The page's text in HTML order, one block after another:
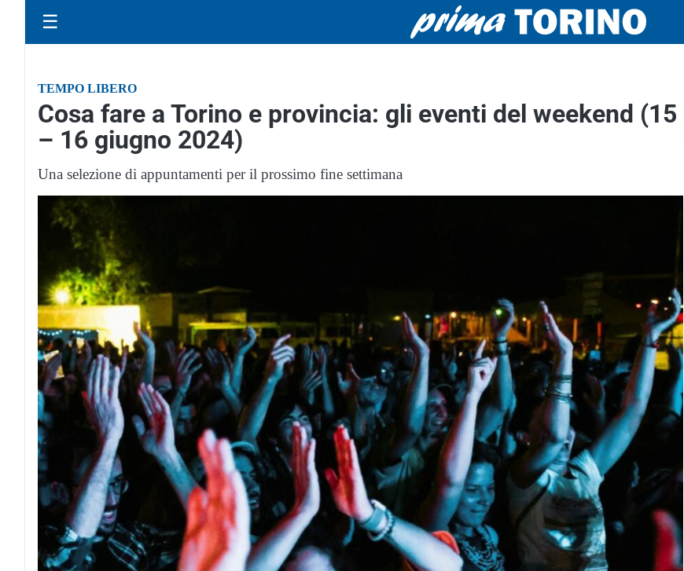
☰
TEMPO LIBERO
Cosa fare a Torino e provincia: gli eventi del weekend (15
– 16 giugno 2024)
Una selezione di appuntamenti per il prossimo fine settimana